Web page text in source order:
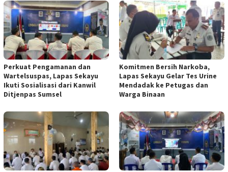
Perkuat Pengamanan dan
Wartelsuspas, Lapas Sekayu
Ikuti Sosialisasi dari Kanwil
Ditjenpas Sumsel
Komitmen Bersih Narkoba,
Lapas Sekayu Gelar Tes Urine
Mendadak ke Petugas dan
Warga Binaan